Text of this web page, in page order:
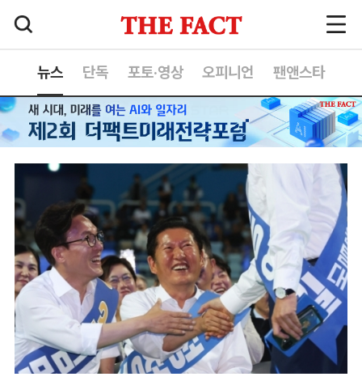
뉴스 단독 포토·영상 오피니언 팬앤스타